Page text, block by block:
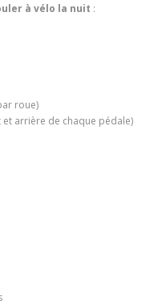
à vélo la nuit :
roue)
arrière de chaque pédale)